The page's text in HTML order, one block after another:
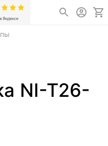
NI-T26-